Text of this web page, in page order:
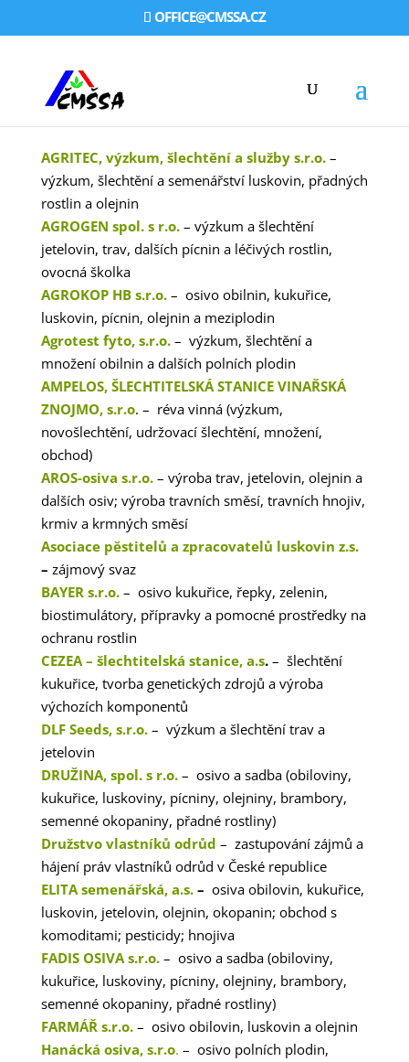
OFFICE@CMSSA.CZ
AGRITEC, výzkum, šlechtění a služby s.r.o.–
výzkum, šlechtění a semenářství luskovin, přadných
rostlin a olejnin
AGROGEN spol. s r.o. – výzkum a šlechtění
jetelovin, trav, dalších pícnin a léčivých rostlin,
ovocná školka
AGROKOP HB s.r.o.– osivo obilnin, kukuřice,
luskovin, pícnin, olejnin a meziplodin
Agrotest fyto, s.r.o. – výzkum, šlechtění a
množení obilnin a dalších polních plodin
AMPELOS, ŠLECHTITELSKÁ STANICE VINAŘSKÁ
ZNOJMO, s.r.o. – réva vinná (výzkum,
novošlechtění, udržovací šlechtění, množení,
obchod)
AROS-osiva s.r.o.– výroba trav, jetelovin, olejnin a
dalších osiv; výroba travních směsí, travních hnojiv,
krmiv a krmných směsí
Asociace pěstitelů a zpracovatelů luskovin z.s.
– zájmový svaz
BAYER s.r.o.– osivo kukuřice, řepky, zelenin,
biostimulátory, přípravky a pomocné prostředky na
ochranu rostlin
CEZEA – šlechtitelská stanice, a.s.– šlechtění
kukuřice, tvorba genetických zdrojů a výroba
výchozích komponentů
DLF Seeds, s.r.o. – výzkum a šlechtění trav a
jetelovin
DRUŽINA, spol. s r.o.– osivo a sadba (obiloviny,
kukuřice, luskoviny, pícniny, olejniny, brambory,
semenné okopaniny, přadné rostliny)
Družstvo vlastníků odrůd – zastupování zájmů a
hájení práv vlastníků odrůd v České republice
ELITA semenářská, a.s.– osiva obilovin, kukuřice,
luskovin, jetelovin, olejnin, okopanin; obchod s
komoditami; pesticidy; hnojiva
FADIS OSIVA s.r.o. – osivo a sadba (obiloviny,
kukuřice, luskoviny, pícniny, olejniny, brambory,
semenné okopaniny, přadné rostliny)
FARMÁŘ s.r.o.– osivo obilovin, luskovin a olejnin
Hanácká osiva, s.r.o. – osivo polních plodin,